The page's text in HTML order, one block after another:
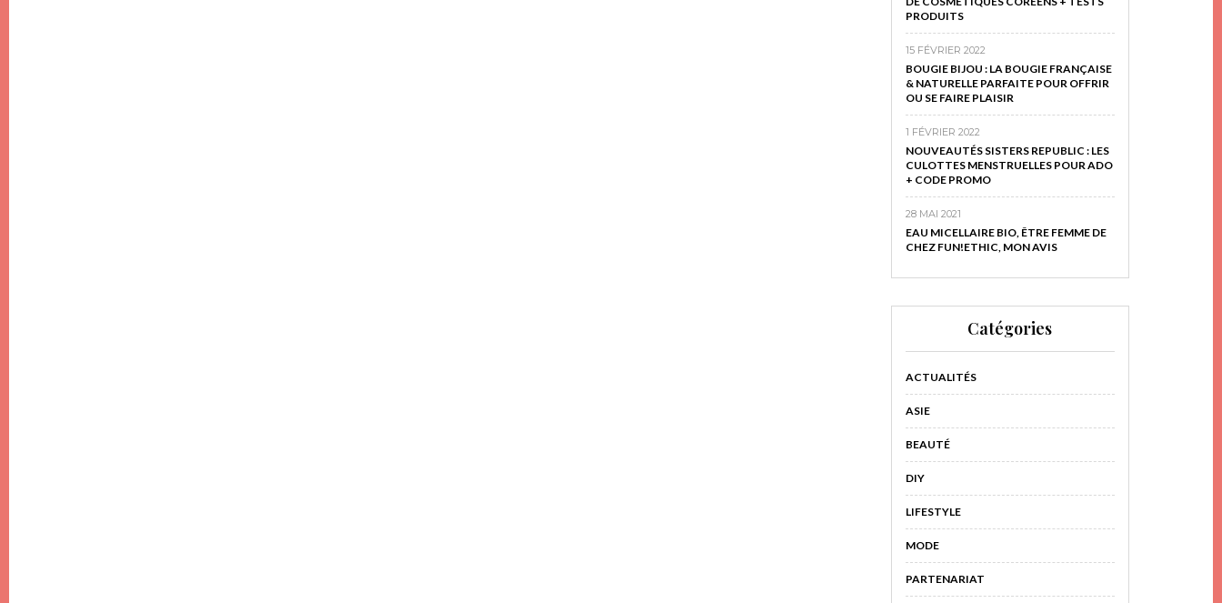
PRODUITS
15 FÉVRIER 2022
BOUGIE BIJOU : LA BOUGIE FRANÇAISE
& NATURELLE PARFAITE POUR OFFRIR
OU SE FAIRE PLAISIR
1 FÉVRIER 2022
NOUVEAUTÉS SISTERS REPUBLIC : LES
CULOTTES MENSTRUELLES POUR ADO
+ CODE PROMO
28 MAI 2021
EAU MICELLAIRE BIO, ÊTRE FEMME DE
CHEZ FUN!ETHIC, MON AVIS
Catégories
ACTUALITÉS
ASIE
BEAUTÉ
DIY
LIFESTYLE
MODE
PARTENARIAT